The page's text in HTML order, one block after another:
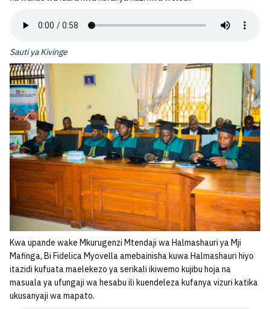
Sauti ya Kivinge
Kwa upande wake Mkurugenzi Mtendaji wa Halmashauri ya Mji
Mafinga, Bi Fidelica Myovella amebainisha kuwa Halmashauri hiyo
itazidi kufuata maelekezo ya serikali ikiwemo kujibu hoja na
masuala ya ufungaji wa hesabu ili kuendeleza kufanya vizuri katika
ukusanyaji wa mapato.